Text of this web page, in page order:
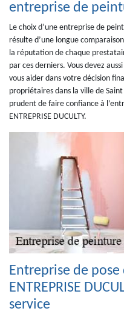
entreprise de
Le choix d’une entreprise de
résulte d’une longue
la réputation de chaque
par ces derniers. Vous devez
vous aider dans votre décision
propriétaires dans la ville de
prudent de faire confiance à
ENTREPRISE DUCULTY.
Entreprise de
ENTREPRISE
service